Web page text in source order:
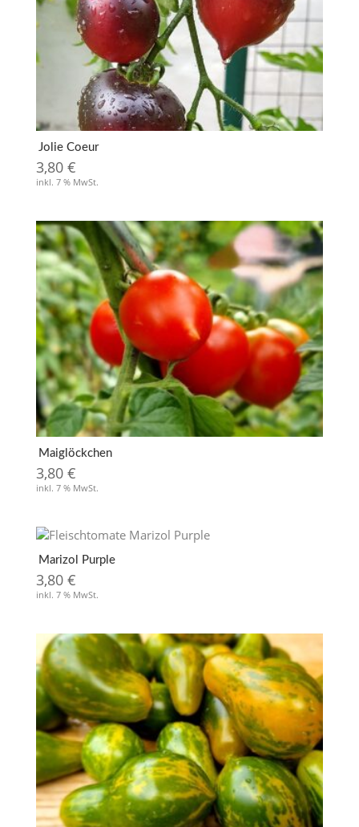
Jolie Coeur
3,80 €
inkl. 7 % MwSt.
Maiglöckchen
3,80 €
inkl. 7 % MwSt.
Marizol Purple
3,80 €
inkl. 7 % MwSt.